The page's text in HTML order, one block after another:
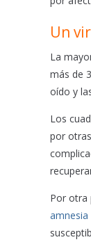
Un
La
más de
oído y
Los
por
Por otra
amnesia